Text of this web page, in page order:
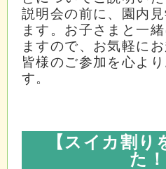
説明会の前に、園内
ます。 お子さまと一
ますので、お気軽に
皆様のご参加を心よ
す。
【スイカ割り
た！